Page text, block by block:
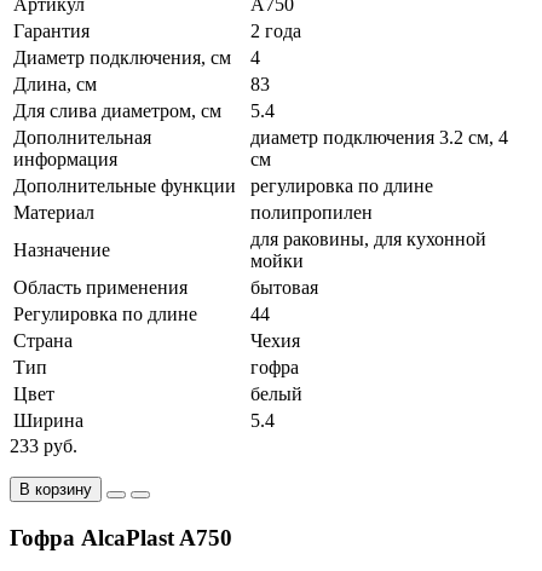
Артикул
A750
Гарантия
2 года
Диаметр подключения, см
4
Длина, см
83
Для слива диаметром, см
5.4
Дополнительная
информация
диаметр подключения 3.2 см, 4
см
Дополнительные функции
регулировка по длине
Материал
полипропилен
Назначение
для раковины, для кухонной
мойки
Область применения
бытовая
Регулировка по длине
44
Страна
Чехия
Тип
гофра
Цвет
белый
Ширина
5.4
233 руб.
В корзину
Гофра AlcaPlast A750